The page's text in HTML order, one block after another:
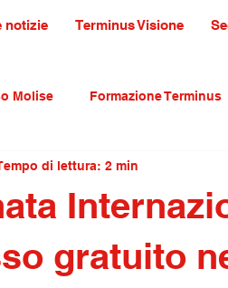
notizie Terminus Visione
Molise Formazione Terminus
e turismo primo piano
gratuito
di lettura: 2 min